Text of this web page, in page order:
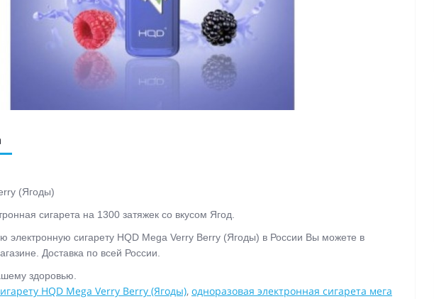
(Ягоды)
сигарета на 1300 затяжек со вкусом Ягод.
электронную сигарету HQD Mega Verry Berry (Ягоды) в России Вы можете в
Доставка по всей России.
здоровью.
HQD Mega Verry Berry (Ягоды), одноразовая электронная сигарета мега